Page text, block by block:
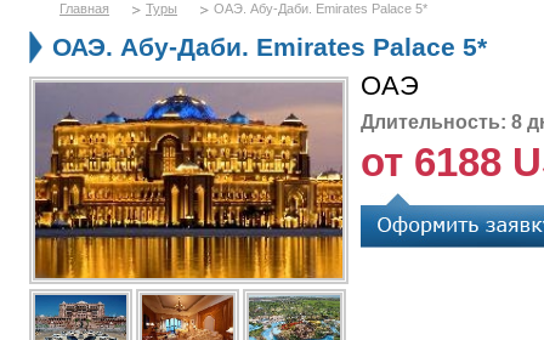
Главная Туры ОАЭ. Абу-Даби. Emirates Palace 5*
ОАЭ. Абу-Даби. Emirates Palace 5*
ОАЭ
Длительность: 8
от 6188